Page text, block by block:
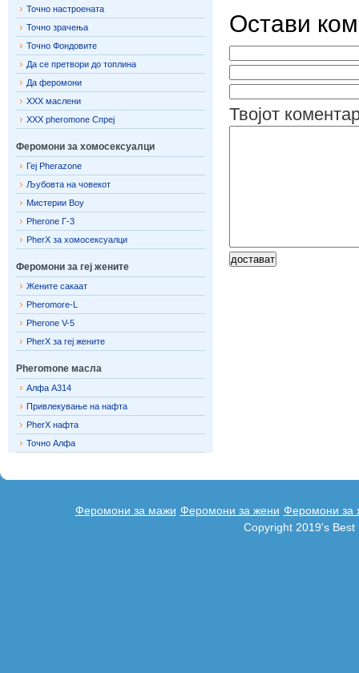
Остави
Твојот
Точно настроената
Точно зрачења
Точно Фондовите
Да се ​​претвори до топлина
Да феромони
ХХХ маслени
ХХХ pheromone Спреј
Феромони за хомосексуалци
Геј Pherazone
Љубовта на човекот
Мистерии Boy
Pherone Г-3
PherX за хомосексуалци
Феромони за геј жените
Жените сакаат
Pheromore-L
Pherone V-5
PherX за геј жените
Pheromone масла
Алфа A314
Привлекување на нафта
PherX нафта
Точно Алфа
Феромони за мажи Феромони за жени Феромони за
Copyright 2019's Best